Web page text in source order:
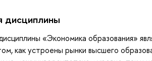
дисциплины
«Экономика образования»
как устроены рынки высшего